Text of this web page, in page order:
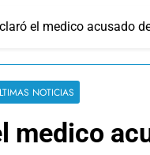
el medico acusado
NOTICIAS
medico